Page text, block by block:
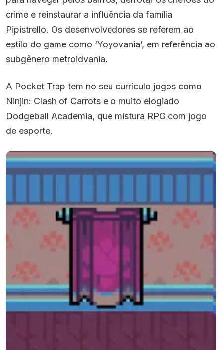
crime e reinstaurar a influência da família
Pipistrello. Os desenvolvedores se referem ao
estilo do game como ‘Yoyovania’, em referência ao
subgênero metroidvania.
A Pocket Trap tem no seu currículo jogos como
Ninjin: Clash of Carrots e o muito elogiado
Dodgeball Academia, que mistura RPG com jogo
de esporte.